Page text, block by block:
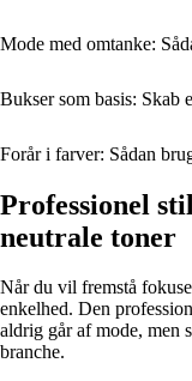
Mode med omtanke:
Bukser som basis: Skab
Forår i farver: Sådan
Professionel
neutrale toner
Når du vil fremstå
enkelhed. Den
aldrig går af mode, men
branche.